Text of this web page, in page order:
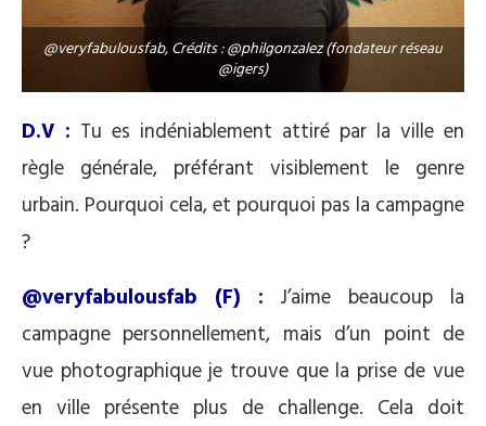
@veryfabulousfab, Crédits : @philgonzalez (fondateur réseau
@igers)
D.V : Tu es indéniablement attiré par la ville en
règle générale, préférant visiblement le genre
urbain. Pourquoi cela, et pourquoi pas la campagne
?
@veryfabulousfab (F) : J’aime beaucoup la
campagne personnellement, mais d’un point de
vue photographique je trouve que la prise de vue
en ville présente plus de challenge. Cela doit